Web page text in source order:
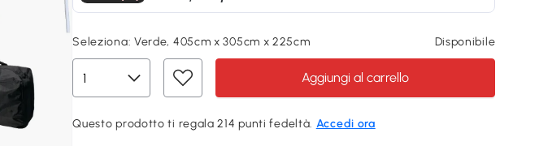
Seleziona: Verde, 405cm x 305cm x 225cm Disponibile
Aggiungi al carrello
Questo prodotto ti regala 214 punti fedeltà. Accedi ora